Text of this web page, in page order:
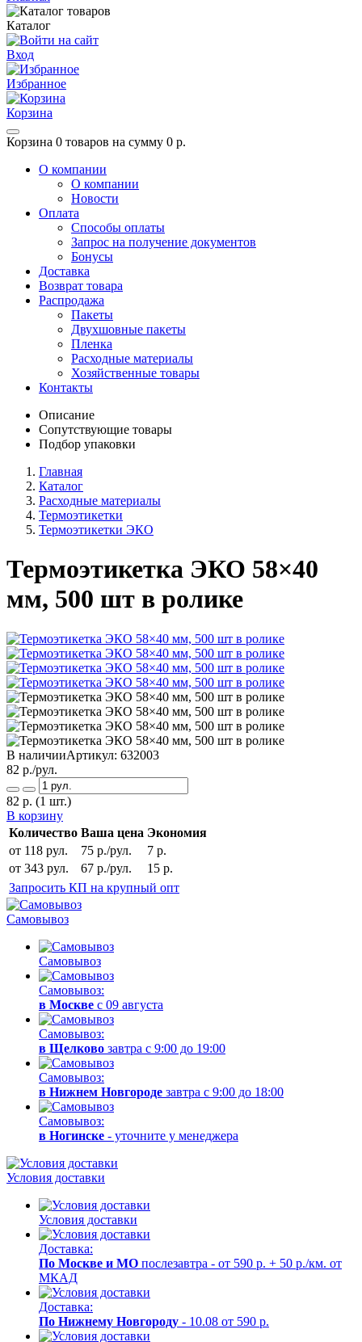
Каталог
Вход
Избранное
Корзина
Корзина 0 товаров на сумму 0 р.
О компании
О компании
Новости
Оплата
Способы оплаты
Запрос на получение документов
Бонусы
Доставка
Возврат товара
Распродажа
Пакеты
Двухшовные пакеты
Пленка
Расходные материалы
Хозяйственные товары
Контакты
Описание
Сопутствующие товары
Подбор упаковки
Главная
Каталог
Расходные материалы
Термоэтикетки
Термоэтикетки ЭКО
Термоэтикетка ЭКО 58×40
мм, 500 шт в ролике
В наличииАртикул: 632003
82 р./рул.
82 р. (1 шт.)
В корзину
Количество Ваша цена Экономия
от 118 рул.
75 р./рул.
7 р.
от 343 рул.
67 р./рул.
15 р.
Запросить КП на крупный опт
Самовывоз
Самовывоз
Самовывоз:
в Москве с 09 августа
Самовывоз:
в Щелково завтра с 9:00 до 19:00
Самовывоз:
в Нижнем Новгороде завтра с 9:00 до 18:00
Самовывоз:
в Ногинске - уточните у менеджера
Условия доставки
Условия доставки
Доставка:
По Москве и МО послезавтра - от 590 р. + 50 р./км. от
МКАД
Доставка:
По Нижнему Новгороду - 10.08 от 590 р.